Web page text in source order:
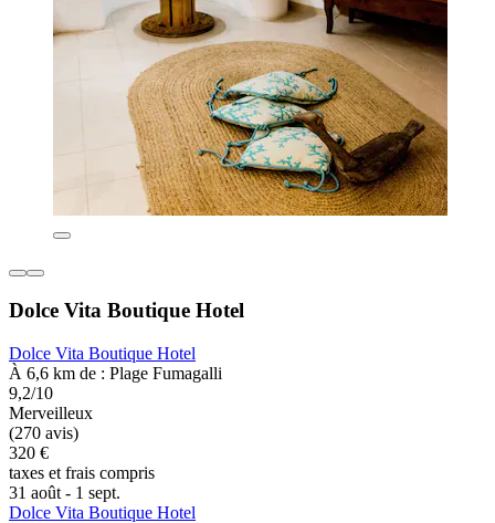
Dolce Vita Boutique Hotel
Dolce Vita Boutique Hotel
À 6,6 km de : Plage Fumagalli
9,2/10
Merveilleux
(270 avis)
320 €
taxes et frais compris
31 août - 1 sept.
Dolce Vita Boutique Hotel